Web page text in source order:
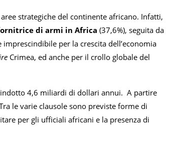
strategiche del continente africano. Infatti,
di armi in Africa (37,6%), seguita da
imprescindibile per la crescita dell’economia
Crimea, ed anche per il crollo globale del
4,6 miliardi di dollari annui. A partire
le varie clausole sono previste forme di
per gli ufficiali africani e la presenza di